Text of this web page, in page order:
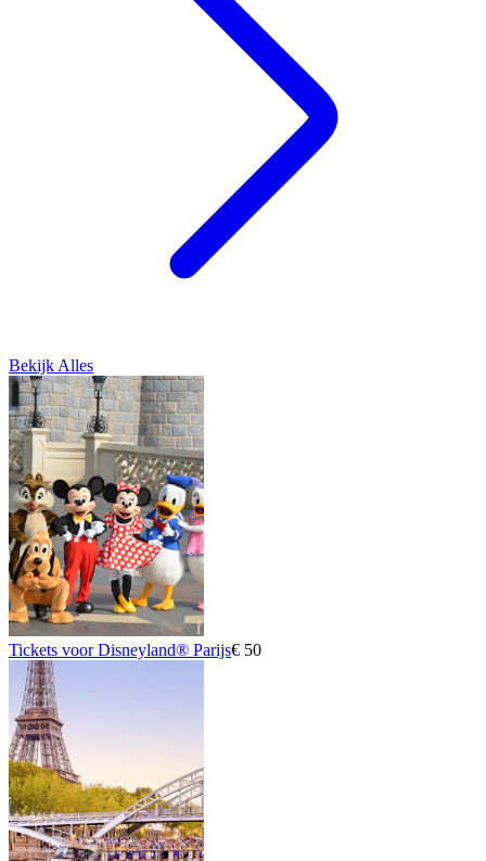
Bekijk Alles
Tickets voor Disneyland® Parijs€ 50